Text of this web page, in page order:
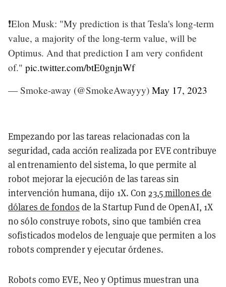
❗Elon Musk: "My prediction is that Tesla's long-term
value, a majority of the long-term value, will be
Optimus. And that prediction I am very confident
of." pic.twitter.com/btE0gnjnWf
— Smoke-away (@SmokeAwayyy) May 17, 2023
Empezando por las tareas relacionadas con la
seguridad, cada acción realizada por EVE contribuye
al entrenamiento del sistema, lo que permite al
robot mejorar la ejecución de las tareas sin
intervención humana, dijo 1X. Con23,5 millones de
dólares de fondos de la Startup Fund de OpenAI, 1X
no sólo construye robots, sino que también crea
sofisticados modelos de lenguaje que permiten a los
robots comprender y ejecutar órdenes.
Robots como EVE, Neo y Optimus muestran una